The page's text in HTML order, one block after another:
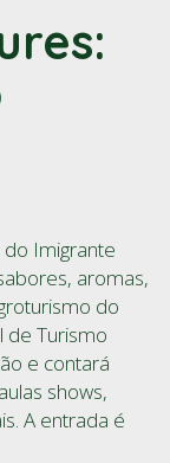
Imigrante
aromas,
do
de Turismo
e contará
shows,
A entrada é